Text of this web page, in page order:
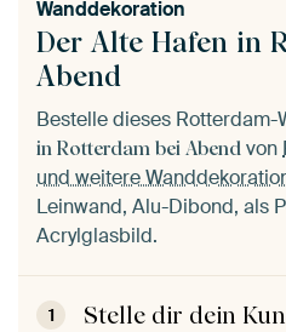
Der Alte Hafen in
Abend
Wanddekoration
Bestelle dieses Rotterdam-
in Rotterdam bei Abend von
und weitere
Leinwand, Alu-Dibond, als
Acrylglasbild.
1 Stelle dir dein